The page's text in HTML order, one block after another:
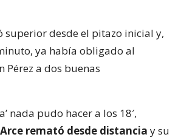
superior desde el pitazo inicial y,
ya había obligado al
Pérez a dos buenas
nada pudo hacer a los 18′,
remató desde distancia y su